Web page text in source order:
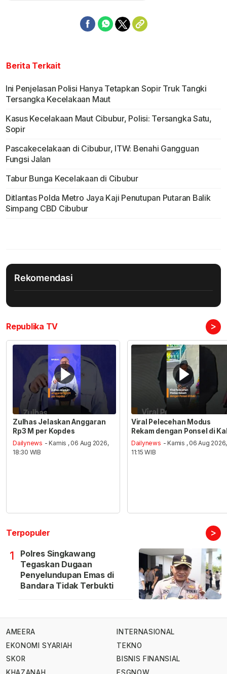
Berita Terkait
Ini Penjelasan Polisi Hanya Tetapkan Sopir Truk Tangki
Tersangka Kecelakaan Maut
Kasus Kecelakaan Maut Cibubur, Polisi: Tersangka Satu,
Sopir
Pascakecelakaan di Cibubur, ITW: Benahi Gangguan
Fungsi Jalan
Tabur Bunga Kecelakaan di Cibubur
Ditlantas Polda Metro Jaya Kaji Penutupan Putaran Balik
Simpang CBD Cibubur
Rekomendasi
Republika TV >
Zulhas Jelaskan Anggaran
Rp3 M per Kopdes
Dailynews - Kamis , 06 Aug 2026,
18:30 WIB
Viral Pelecehan Modus
Rekam dengan Ponsel di
Dailynews - Kamis , 06 Aug 2026,
11:15 WIB
Terpopuler >
1
Polres Singkawang
Tegaskan Dugaan
Penyelundupan Emas di
Bandara Tidak Terbukti
AMEERA
EKONOMI SYARIAH
SKOR
INTERNASIONAL
TEKNO
BISNIS FINANSIAL